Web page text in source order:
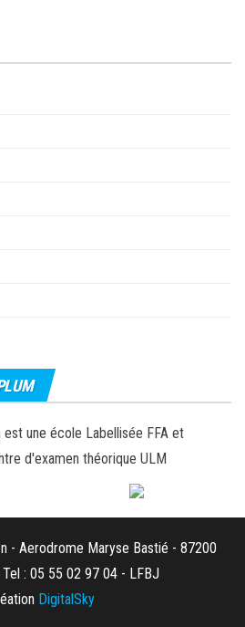
une école Labellisée FFA et
d'examen théorique ULM
- Aerodrome Maryse Bastié - 87200
: 05 55 02 97 04 - LFBJ
DigitalSky